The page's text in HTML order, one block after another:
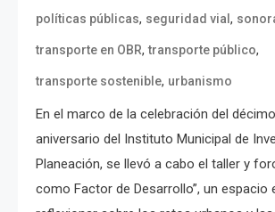
políticas públicas, seguridad vial,
transporte en OBR,transporte público,
transporte sostenible, urbanismo
En el marco de la celebración del
aniversario del Instituto Municipal de
Planeación, se llevó a cabo el taller y
como Factor de Desarrollo”, un espacio